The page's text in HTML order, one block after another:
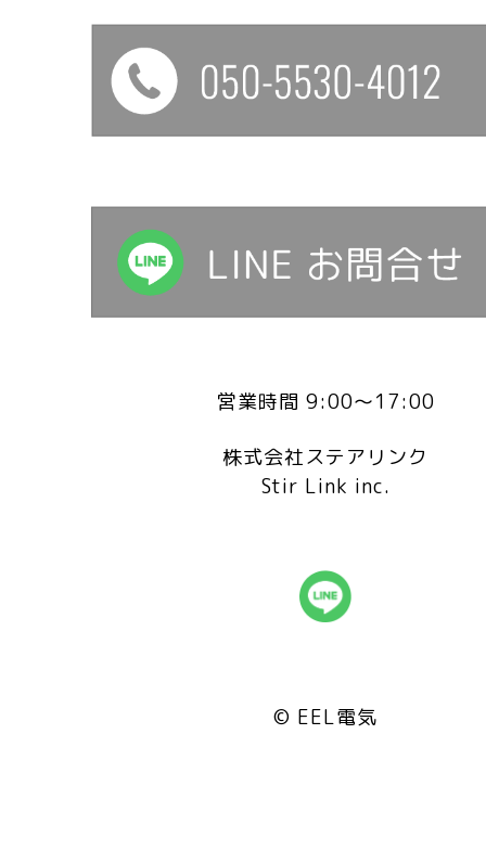
営業時間 9:00～17:00
株式会社ステアリンク
Stir Link inc.
© EEL電気